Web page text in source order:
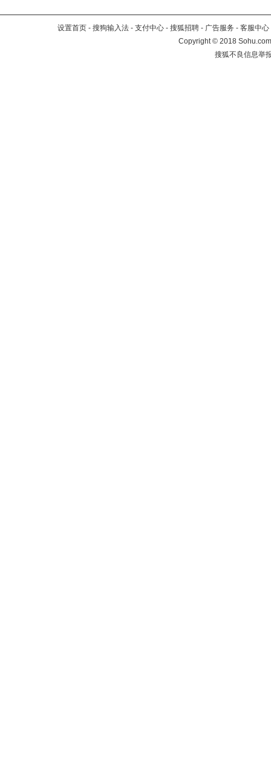
设置首页 - 搜狗输入法 - 支付中心 - 搜狐招聘 - 广告服务 - 客服中心
Copyright©2018
搜狐不良信息举